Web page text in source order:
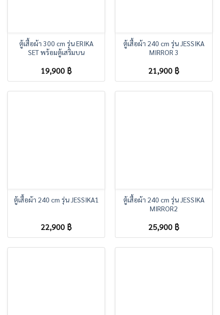
ตู้เสื้อผ้า 300 cm รุ่น ERIKA
SET พร้อมตู้เสริมบน
19,900 ฿
ตู้เสื้อผ้า 240 cm รุ่น JESSIKA
MIRROR 3
21,900 ฿
ตู้เสื้อผ้า 240 cm รุ่น JESSIKA1
22,900 ฿
ตู้เสื้อผ้า 240 cm รุ่น JESSIKA
MIRROR2
25,900 ฿